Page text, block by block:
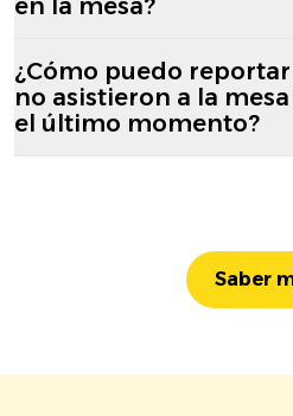
¿Cómo puedo
no asistieron a la
el último momento?
Saber